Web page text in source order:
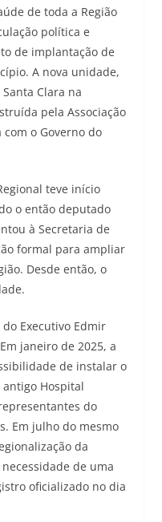
de toda a Região
política e
de implantação de
A nova unidade,
Clara na
pela Associação
com o Governo do
teve início
o então deputado
à Secretaria de
formal para ampliar
Desde então, o
Executivo Edmir
janeiro de 2025, a
de instalar o
Hospital
do
Em julho do mesmo
da
de uma
oficializado no dia